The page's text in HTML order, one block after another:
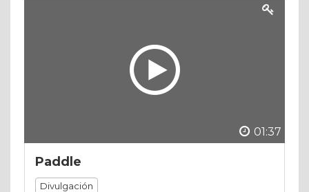
01:37
Paddle
Divulgación